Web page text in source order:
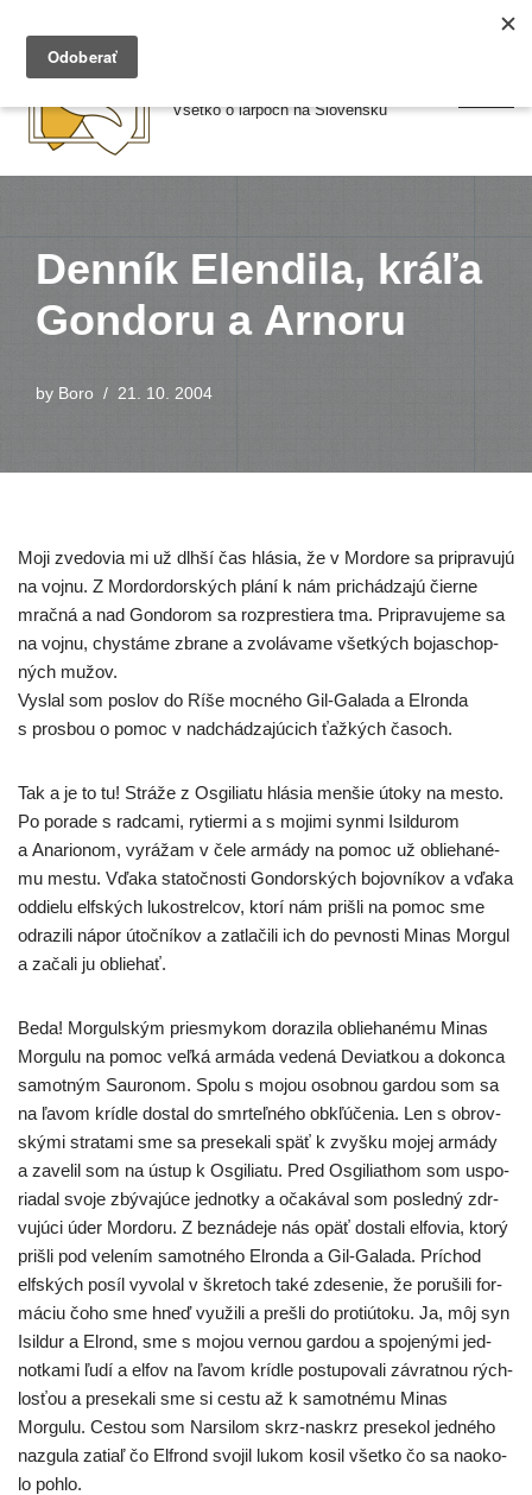
Preskočiť
Všetko o larpoch na Slovensku
Denník Elendila, kráľa
Gondoru a Arnoru
by Boro 21. 10. 2004
Moji zve­do­via mi už dlh­ší čas hlá­sia, že v Mordore sa pri­pra­vu­jú
na voj­nu. Z Mordordorských plá­ní k nám pri­chá­dza­jú čier­ne
mrač­ná a nad Gondorom sa rozp­res­tie­ra tma. Pripravujeme sa
na voj­nu, chys­tá­me zbra­ne a zvo­lá­va­me všet­kých boja­schop­
ných mužov.
Vyslal som poslov do Ríše moc­né­ho Gil-Galada a Elronda
s pros­bou o pomoc v nad­chá­dza­jú­cich ťaž­kých časoch.
Tak a je to tu! Stráže z Osgiliatu hlá­sia men­šie úto­ky na mes­to.
Po pora­de s rad­ca­mi, rytier­mi a s moji­mi syn­mi Isildurom
a Anarionom, vyrá­žam v čele armá­dy na pomoc už oblie­ha­né­
mu mes­tu. Vďaka sta­toč­nos­ti Gondorských bojov­ní­kov a vďa­ka
oddie­lu elfs­kých luko­strel­cov, kto­rí nám priš­li na pomoc sme
odra­zi­li nápor útoč­ní­kov a zatla­či­li ich do pev­nos­ti Minas Morgul
a zača­li ju obliehať.
Beda! Morgulským pries­my­kom dora­zi­la oblie­ha­né­mu Minas
Morgulu na pomoc veľ­ká armá­da vede­ná Deviatkou a dokon­ca
samot­ným Sauronom. Spolu s mojou osob­nou gar­dou som sa
na ľavom kríd­le dostal do smr­teľ­né­ho obkľú­če­nia. Len s obrov­
ský­mi stra­ta­mi sme sa pre­se­ka­li späť k zvyš­ku mojej armá­dy
a zave­lil som na ústup k Osgiliatu. Pred Osgiliathom som uspo­
ria­dal svo­je zbý­va­jú­ce jed­not­ky a oča­ká­val som posled­ný zdr­
vu­jú­ci úder Mordoru. Z bez­ná­de­je nás opäť dosta­li elfo­via, kto­rý
priš­li pod vele­ním samot­né­ho Elronda a Gil-Galada. Príchod
elfs­kých posíl vyvo­lal v škre­toch také zde­se­nie, že poru­ši­li for­
má­ciu čoho sme hneď využi­li a pre­šli do pro­ti­ú­to­ku. Ja, môj syn
Isildur a Elrond, sme s mojou ver­nou gar­dou a spo­je­ný­mi jed­
not­ka­mi ľudí a elfov na ľavom kríd­le postu­po­va­li závrat­nou rých­
los­ťou a pre­se­ka­li sme si ces­tu až k samot­né­mu Minas
Morgulu. Cestou som Narsilom skrz-naskrz pre­se­kol jed­né­ho
naz­gu­la zatiaľ čo Elfrond svo­jil lukom kosil všet­ko čo sa naoko­
lo pohlo.